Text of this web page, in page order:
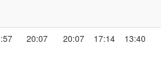
13:40
17:14
20:07
20:07
21:57